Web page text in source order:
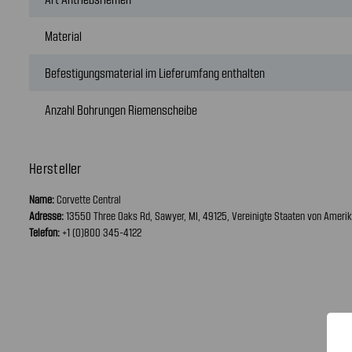
Material
Befestigungsmaterial im Lieferumfang enthalten
Anzahl Bohrungen Riemenscheibe
Hersteller
Name:Corvette Central
Adresse:13550 Three Oaks Rd, Sawyer, MI, 49125, Vereinigte Staaten von
Telefon: +1 (0)800 345-4122